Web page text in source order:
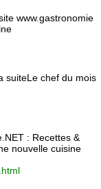
www.gastronomie
suiteLe chef du mois
: Recettes &
nouvelle cuisine